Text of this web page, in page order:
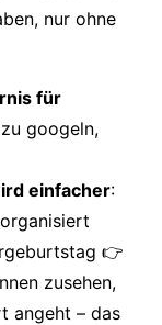
nur ohne
für
googeln,
einfacher:
👉
zusehen,
angeht – das